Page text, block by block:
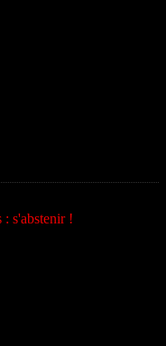
: s'abstenir !